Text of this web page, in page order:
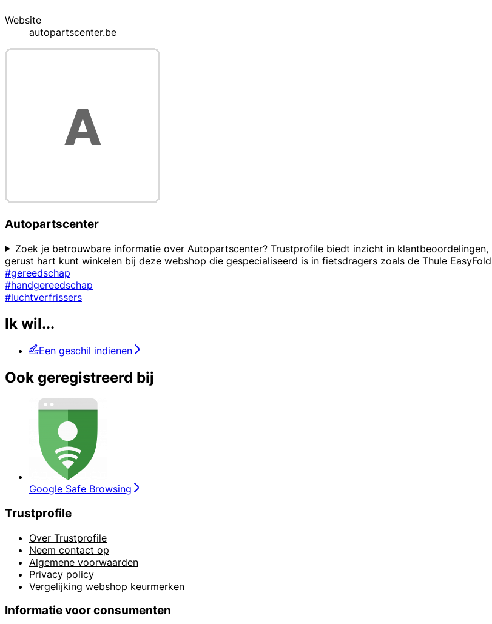
Website
autopartscenter.be
Autopartscenter
Zoek je betrouwbare informatie over Autopartscenter? Trustprofile biedt inzicht in
gerust hart kunt winkelen bij deze webshop die gespecialiseerd is in fietsdragers zoals de Thule
#gereedschap
#handgereedschap
#luchtverfrissers
Ik wil...
Een geschil indienen
Ook geregistreerd bij
Google Safe Browsing
Trustprofile
Over Trustprofile
Neem contact op
Algemene voorwaarden
Privacy policy
Vergelijking webshop keurmerken
Informatie voor consumenten